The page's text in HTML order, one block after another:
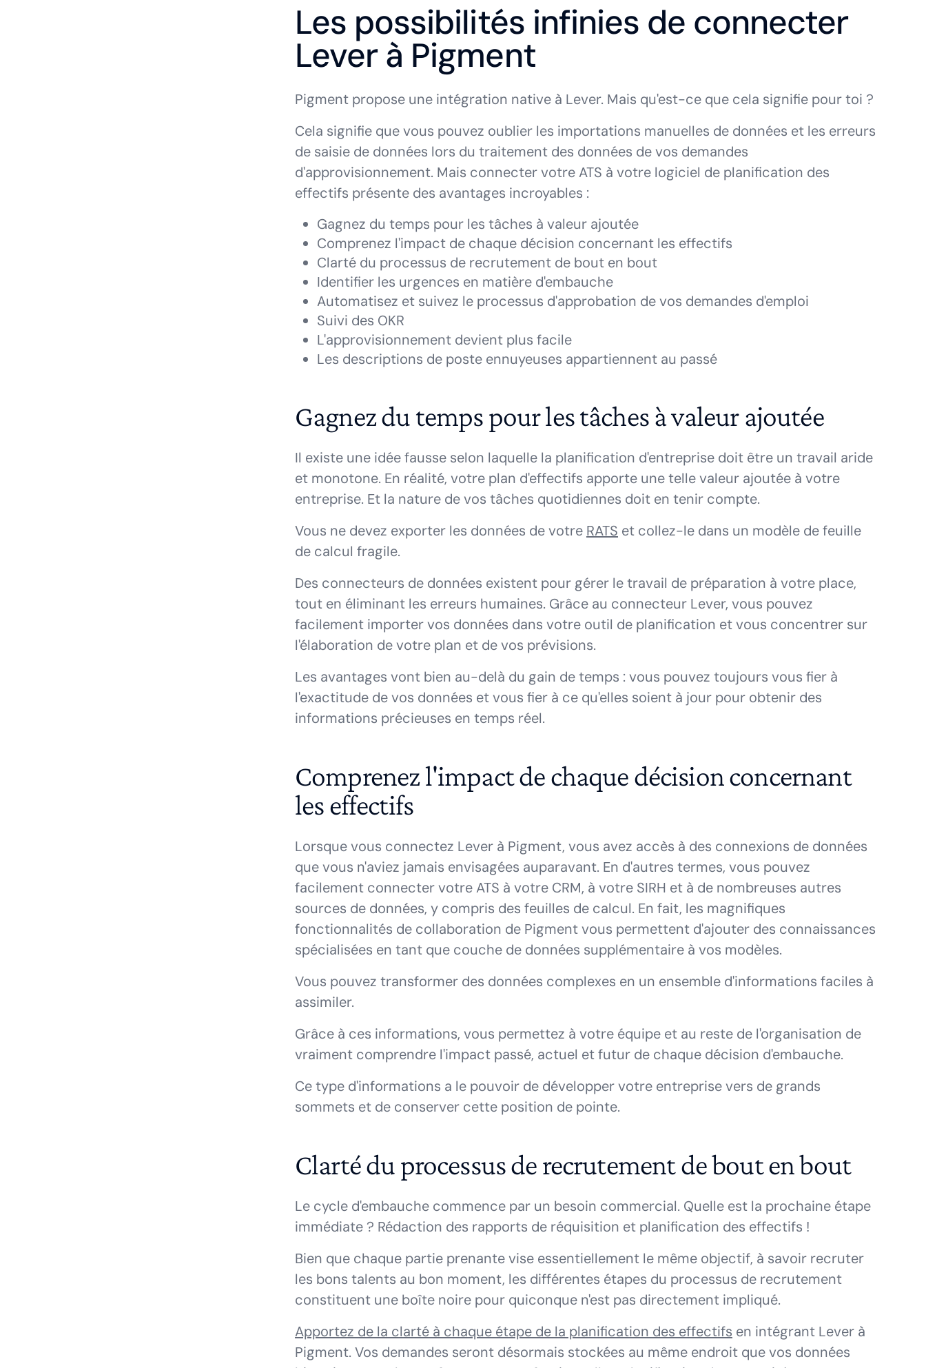
Les possibilités infinies de connecter
Lever à Pigment
Pigment propose une intégration native à Lever. Mais qu'est-ce que cela signifie pour toi ?
Cela signifie que vous pouvez oublier les importations manuelles de données et les erreurs
de saisie de données lors du traitement des données de vos demandes
d'approvisionnement. Mais connecter votre ATS à votre logiciel de planification des
effectifs présente des avantages incroyables :
Gagnez du temps pour les tâches à valeur ajoutée
Comprenez l'impact de chaque décision concernant les effectifs
Clarté du processus de recrutement de bout en bout
Identifier les urgences en matière d'embauche
Automatisez et suivez le processus d'approbation de vos demandes d'emploi
Suivi des OKR
L'approvisionnement devient plus facile
Les descriptions de poste ennuyeuses appartiennent au passé
Gagnez du temps pour les tâches à valeur ajoutée
Il existe une idée fausse selon laquelle la planification d'entreprise doit être un travail aride
et monotone. En réalité, votre plan d'effectifs apporte une telle valeur ajoutée à votre
entreprise. Et la nature de vos tâches quotidiennes doit en tenir compte.
Vous ne devez exporter les données de votre RATS et collez-le dans un modèle de feuille
de calcul fragile.
Des connecteurs de données existent pour gérer le travail de préparation à votre place,
tout en éliminant les erreurs humaines. Grâce au connecteur Lever, vous pouvez
facilement importer vos données dans votre outil de planification et vous concentrer sur
l'élaboration de votre plan et de vos prévisions.
Les avantages vont bien au-delà du gain de temps : vous pouvez toujours vous fier à
l'exactitude de vos données et vous fier à ce qu'elles soient à jour pour obtenir des
informations précieuses en temps réel.
Comprenez l'impact de chaque décision concernant
les effectifs
Lorsque vous connectez Lever à Pigment, vous avez accès à des connexions de données
que vous n'aviez jamais envisagées auparavant. En d'autres termes, vous pouvez
facilement connecter votre ATS à votre CRM, à votre SIRH et à de nombreuses autres
sources de données, y compris des feuilles de calcul. En fait, les magnifiques
fonctionnalités de collaboration de Pigment vous permettent d'ajouter des connaissances
spécialisées en tant que couche de données supplémentaire à vos modèles.
Vous pouvez transformer des données complexes en un ensemble d'informations faciles à
assimiler.
Grâce à ces informations, vous permettez à votre équipe et au reste de l'organisation de
vraiment comprendre l'impact passé, actuel et futur de chaque décision d'embauche.
Ce type d'informations a le pouvoir de développer votre entreprise vers de grands
sommets et de conserver cette position de pointe.
Clarté du processus de recrutement de bout en bout
Le cycle d'embauche commence par un besoin commercial. Quelle est la prochaine étape
immédiate ? Rédaction des rapports de réquisition et planification des effectifs !
Bien que chaque partie prenante vise essentiellement le même objectif, à savoir recruter
les bons talents au bon moment, les différentes étapes du processus de recrutement
constituent une boîte noire pour quiconque n'est pas directement impliqué.
Apportez de la clarté à chaque étape de la planification des effectifs en intégrant Lever à
Pigment. Vos demandes seront désormais stockées au même endroit que vos données